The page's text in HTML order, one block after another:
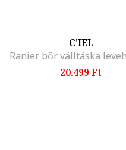
C'IEL
20.499 Ft